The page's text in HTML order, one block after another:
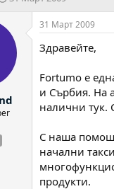
а
а
а
т
31 Март 2009
Здравейте,
Fortumo e
и Сърбия. На
налични тук.
С наша помощ
начални
продукти.